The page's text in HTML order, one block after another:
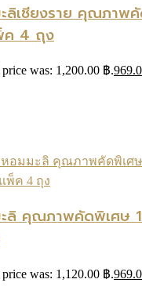
ลิเชียงราย คุณภาพ
ค 4 ถุง
was: 1,200.00 ฿.
ลิ คุณภาพคัดพิเศษ
was: 1,120.00 ฿.